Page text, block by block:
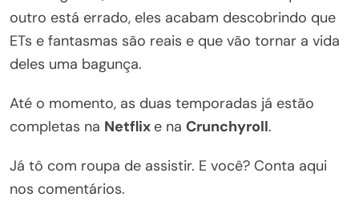
outro está errado, eles acabam descobrindo que
ETs e fantasmas são reais e que vão tornar a vida
deles uma bagunça.
Até o momento, as duas temporadas já estão
completas na Netflix e na Crunchyroll.
Já tô com roupa de assistir. E você? Conta aqui
nos comentários.